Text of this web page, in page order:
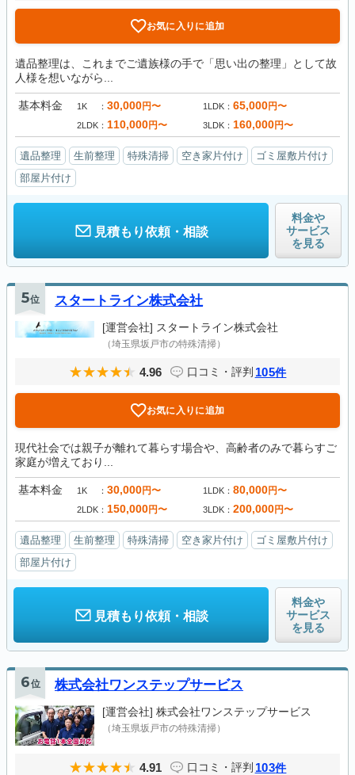
お気に入りに追加
遺品整理は、これまでご遺族様の手で「思い出の整理」として故
人様を想いながら...
基本料金 1K 30,000円〜 1LDK 65,000円〜
2LDK 110,000円〜 3LDK 160,000円〜
遺品整理 生前整理 特殊清掃 空き家片付け
ゴミ屋敷片付け
部屋片付け
見積もり依頼・相談
料金や
サービス
を見る
5位 スタートライン株式会社
[運営会社] スタートライン株式会社
（埼玉県坂戸市の特殊清掃）
4.96 口コミ・評判 105件
お気に入りに追加
現代社会では親子が離れて暮らす場合や、高齢者のみで暮らすご
家庭が増えており...
基本料金 1K 30,000円〜 1LDK 80,000円〜
2LDK 150,000円〜 3LDK 200,000円〜
遺品整理 生前整理 特殊清掃 空き家片付け
ゴミ屋敷片付け
部屋片付け
見積もり依頼・相談
料金や
サービス
を見る
6位 株式会社ワンステップサービス
[運営会社] 株式会社ワンステップサービス
（埼玉県坂戸市の特殊清掃）
4.91 口コミ・評判 103件